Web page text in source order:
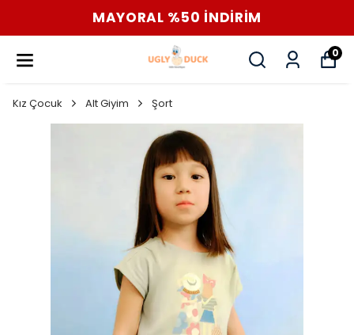
MAYORAL %50 İNDİRİM
0
Kız Çocuk Alt Giyim Şort